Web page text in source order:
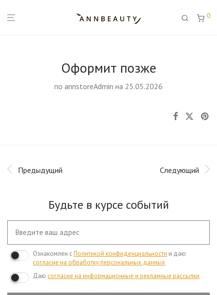
0
Оформит позже
по annstoreAdmin на 25.05.2026
Предыдущий Следующий
Будьте в курсе событий
Ознакомлен сПолитикой конфиденциальности и даю
согласие на обработку персональных данных
Даю согласие на информационные и рекламные рассылки